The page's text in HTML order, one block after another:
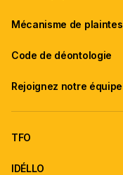
Mécanisme de plaintes
Code de déontologie
Rejoignez notre équipe
TFO
IDÉLLO